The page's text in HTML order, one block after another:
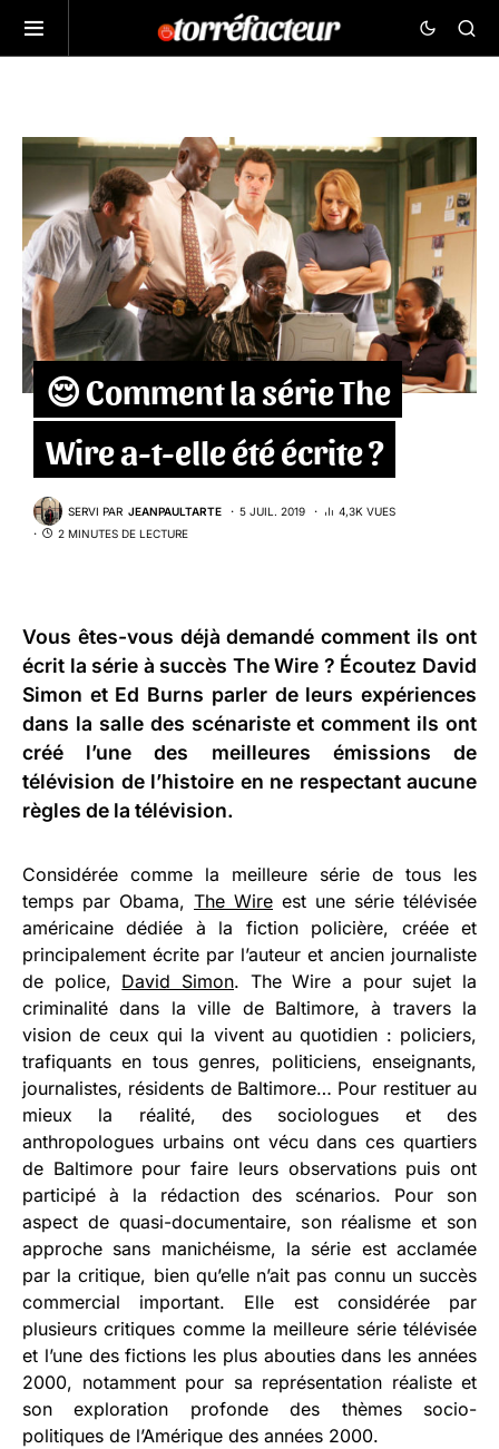
😌 Comment la série The
Wire a-t-elle été écrite ?
SERVI PAR JEANPAULTARTE 5 JUIL. 2019
4,3K VUES
2 MINUTES DE LECTURE
Vous êtes-vous déjà demandé comment ils ont
écrit la série à succès The Wire ? Écoutez David
Simon et Ed Burns parler de leurs expériences
dans la salle des scénariste et comment ils ont
créé l’une des meilleures émissions de
télévision de l’histoire en ne respectant aucune
règles de la télévision.
Considérée comme la meilleure série de tous les
temps par Obama, The Wire est une série télévisée
américaine dédiée à la fiction policière, créée et
principalement écrite par l’auteur et ancien journaliste
de police, David Simon. The Wire a pour sujet la
criminalité dans la ville de Baltimore, à travers la
vision de ceux qui la vivent au quotidien : policiers,
trafiquants en tous genres, politiciens, enseignants,
journalistes, résidents de Baltimore… Pour restituer au
mieux la réalité, des sociologues et des
anthropologues urbains ont vécu dans ces quartiers
de Baltimore pour faire leurs observations puis ont
participé à la rédaction des scénarios. Pour son
aspect de quasi-documentaire, son réalisme et son
approche sans manichéisme, la série est acclamée
par la critique, bien qu’elle n’ait pas connu un succès
commercial important. Elle est considérée par
plusieurs critiques comme la meilleure série télévisée
et l’une des fictions les plus abouties dans les années
2000, notamment pour sa représentation réaliste et
son exploration profonde des thèmes socio-
politiques de l’Amérique des années 2000.